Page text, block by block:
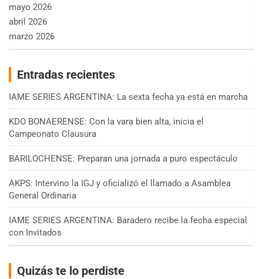
mayo 2026
abril 2026
marzo 2026
Entradas recientes
IAME SERIES ARGENTINA: La sexta fecha ya está en marcha
KDO BONAERENSE: Con la vara bien alta, inicia el
Campeonato Clausura
BARILOCHENSE: Preparan una jornada a puro espectáculo
AKPS: Intervino la IGJ y oficializó el llamado a Asamblea
General Ordinaria
IAME SERIES ARGENTINA: Baradero recibe la fecha especial
con Invitados
Quizás te lo perdiste